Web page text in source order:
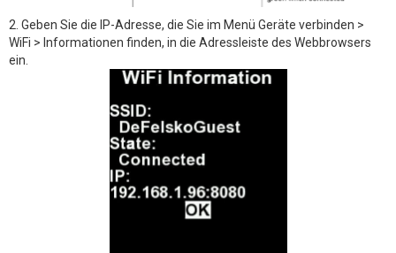
2. Geben Sie die IP-Adresse, die Sie im Menü Geräte verbinden >
WiFi > Informationen finden, in die Adressleiste des Webbrowsers
ein.